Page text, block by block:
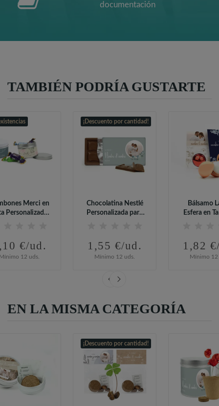
documentación
TAMBIÉN PODRÍA GUSTARTE
Merci en
Personalizada
€/ud.
12 uds.
¡Descuento por cantidad!
Chocolatina Nestlé
Personalizada para
1,55 €/ud.
Mínimo 12 uds.
Bálsamo
Esfera en
1,82
Mínimo 12
EN LA MISMA CATEGORÍA
¡Descuento por cantidad!